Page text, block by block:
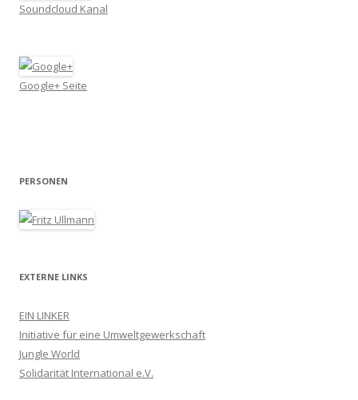
Soundcloud Kanal
Google+ Seite
PERSONEN
EXTERNE LINKS
EIN LINKER
Initiative für eine Umweltgewerkschaft
Jungle World
Solidarität International e.V.